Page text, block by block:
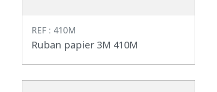
REF : 410M
Ruban papier 3M 410M